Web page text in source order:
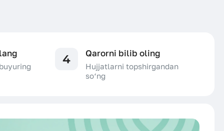
4 Qarorni bilib oling
Hujjatlarni topshirgandan
so‘ng